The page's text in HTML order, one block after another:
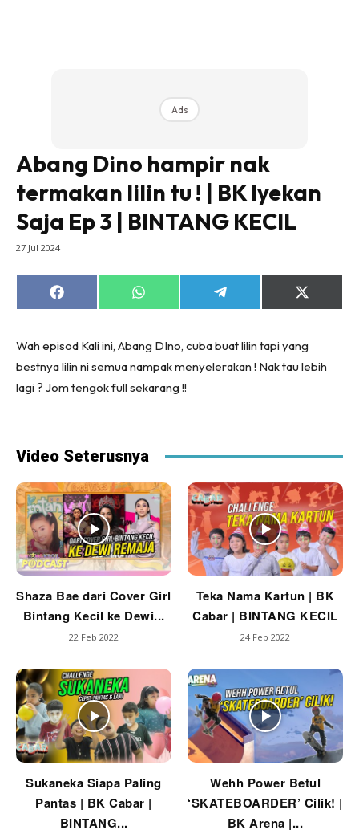
Ads
Abang Dino hampir nak
termakan lilin tu ! | BK Iyekan
Saja Ep 3 | BINTANG KECIL
27 Jul 2024
Share
on
Share
on
Share
on
Share
on
Wah episod Kali ini, Abang DIno, cuba buat lilin tapi yang
bestnya lilin ni semua nampak menyelerakan ! Nak tau lebih
lagi ? Jom tengok full sekarang !!
Video Seterusnya
Shaza Bae dari Cover Girl
Bintang Kecil ke Dewi...
22 Feb 2022
Teka Nama Kartun | BK
Cabar | BINTANG KECIL
24 Feb 2022
Sukaneka Siapa Paling
Pantas | BK Cabar |
BINTANG...
Wehh Power Betul
‘SKATEBOARDER’ Cilik! |
BK Arena |...